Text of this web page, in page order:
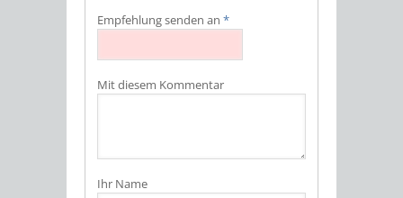
Empfehlung senden an *
Mit diesem Kommentar
Ihr Name